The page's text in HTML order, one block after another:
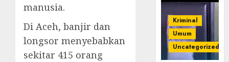
manusia.
Di Aceh, banjir dan
longsor menyebabkan
sekitar 415 orang
Kriminal
Umum
Uncategorized